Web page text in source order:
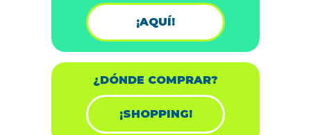
¡AQUÍ!
¿DÓNDE COMPRAR?
¡SHOPPING!